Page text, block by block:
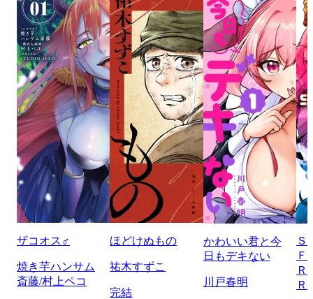
ザコオス♂
焼き芋ハンサム
斎藤/村上ペコ
ほどけぬもの
祐木すずこ
完結
かわいい君と今
日もデキない
川戸春明
Ｆ
Ｒ